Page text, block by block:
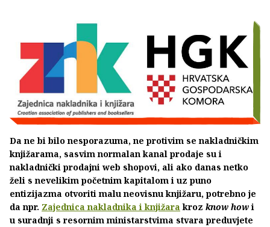
Da ne bi bilo nesporazuma, ne protivim se nakladničkim
knjižarama, sasvim normalan kanal prodaje su i
nakladnički prodajni web shopovi, ali ako danas netko
želi s nevelikim početnim kapitalom i uz puno
entizijazma otvoriti malu neovisnu knjižaru, potrebno je
da npr. Zajednica nakladnika i knjižara kroz know howi
u suradnji s resornim ministarstvima stvara preduvjete